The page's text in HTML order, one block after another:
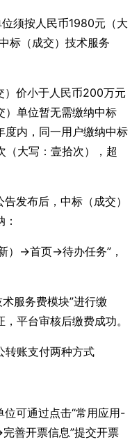
须按人民币1980元（大
标（成交）技术服务
）价小于人民币200万元
）单位暂无需缴纳中标
度内，同一用户缴纳中标
（大写：壹拾次），超
发布后，中标（成交）
）→首页→待办任务”，
术服务费模块”进行缴
平台审核后缴费成功。
转账支付两种方式
可通过点击“常用应用-
善开票信息”提交开票